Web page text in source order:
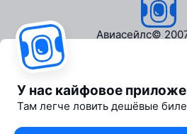
Авиасейлс©
Travelpayouts
Партнёрская
Медиа
У нас кайфовое
Там легче ловить дешёвые